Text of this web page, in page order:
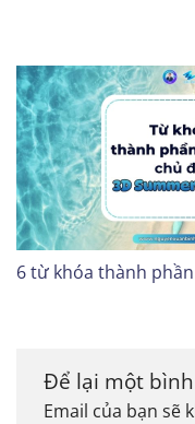
6 từ khóa thành
Để lại một
Email của bạn sẽ